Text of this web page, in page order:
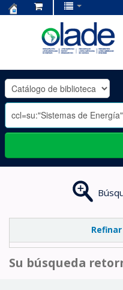
OLADE
-
Su búsqueda